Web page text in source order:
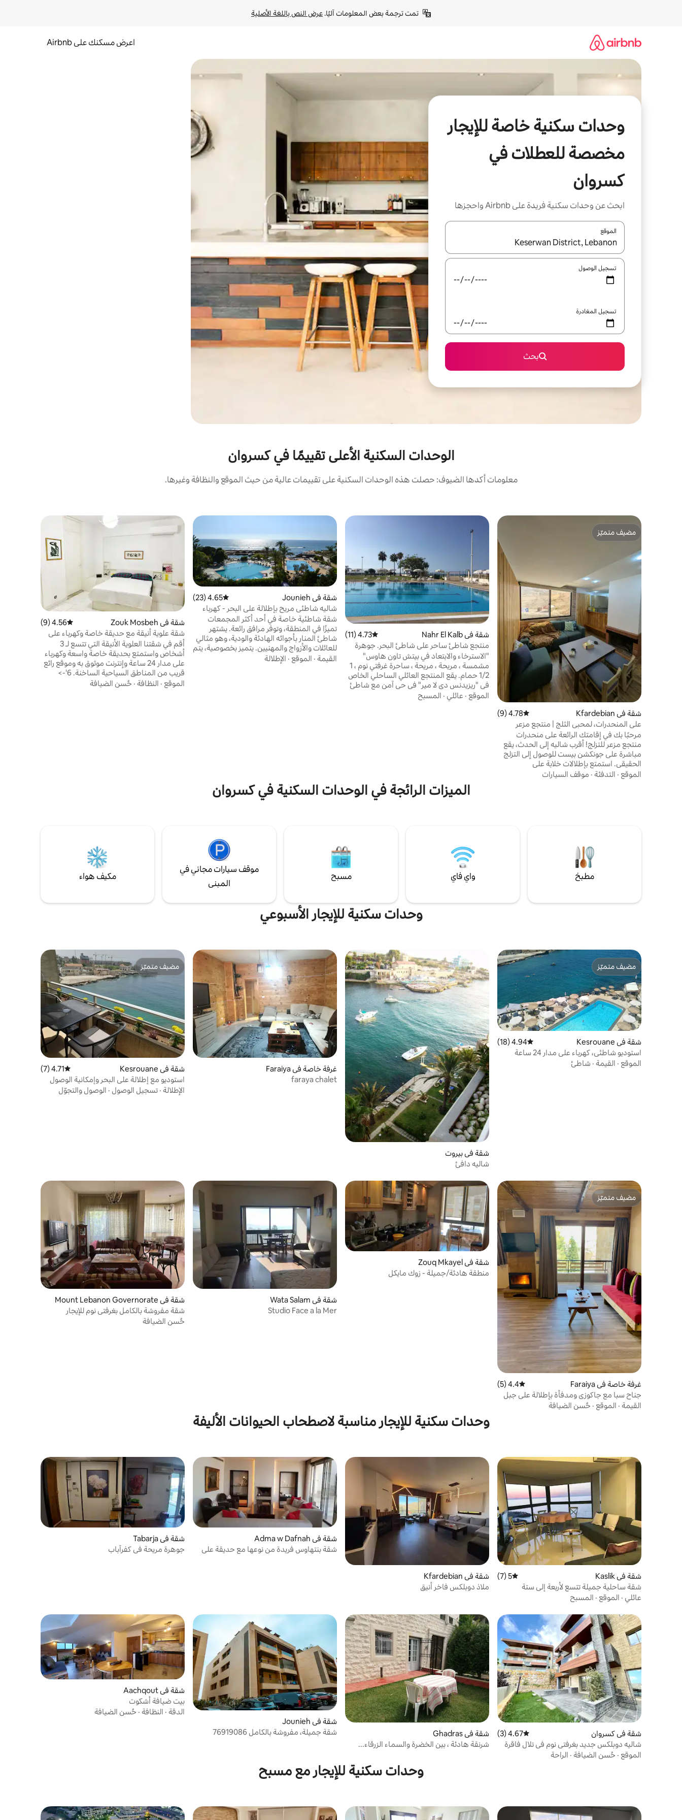
تمت ترجمة بعض المعلومات آليًا. عرض النص باللغة الأصلية
اعرض مسكنك على Airbnb
وحدات سكنية خاصة للإيجار
مخصصة للعطلات في
كسروان
ابحث عن وحدات سكنية فريدة على Airbnb واحجزها
الموقع
عند توفر النتائج، انتقل باستخدام السهمين لأعلى ولأسفل أو استكشف عن طريق اللمس أو السحب.
تسجيل الوصول
تسجيل المغادرة
بحث
الوحدات السكنية الأعلى تقييمًا في كسروان
معلومات أكدها الضيوف: حصلت هذه الوحدات السكنية على تقييمات عالية من حيث الموقع والنظافة وغيرها.
مضيف متميّز
مضيف متميّز
شقة في Kfardebian متوسط التقييم 4.78 من 5، 9 مراجعات
4.78 (9)
على المنحدرات، لمحبي الثلج | منتجع مزعر
للتزلج
مرحبًا بك في إقامتك الرائعة على منحدرات
منتجع مزعر للتزلج! أقرب شاليه إلى الحدث، يقع
مباشرة على جونكشن بيست للوصول إلى التزلج
الحقيقي. استمتع بإطلالات خلابة على
المنحدرات، وأجواء جبلية هادئة، وتدفئة ومياه
بتسجيل المغادرة المتأخر!
الموقع · التدفئة · موقف السيارات
شقة في Nahr El Kalb متوسط التقييم 4.73 من 5، 11 مراجعات
4.73 (11)
منتجع شاطئ ساحر على شاطئ البحر. جوهرة
مخفية.
"الاسترخاء والابتعاد في بيتش تاون هاوس"
مشمسة ، مريحة ، مريحة ، ساحرة غرفتي نوم ، 1
1/2 حمام. يقع المنتجع العائلي الساحلي الخاص
في "ريزيدنس دي لا مير" في حي آمن مع شاطئ
وحمام سباحة. إطلالات على التلال. غروب شمس
الموقع · عائلي · المسبح
شقة في Jounieh متوسط التقييم 4.65 من 5، 23 مراجعات
4.65 (23)
شاليه شاطئي مريح بإطلالة على البحر - كهرباء
على مدار 24 ساعة*
شقة شاطئية خاصة في أحد أكثر المجمعات
تميزًا في المنطقة، وتوفر مرافق رائعة. يشتهر
شاطئ المنار بأجوائه الهادئة والودية، وهو مثالي
للعائلات والأزواج والمهنيين. يتميز بخصوصية، يتم
الاعتناء بها جيدًا: • منطقة حديقة واسعة • حمام
القيمة · الموقع · الإطلالة
شقة في Zouk Mosbeh متوسط التقييم 4.56 من 5، 9 مراجعات
4.56 (9)
شقة علوية أنيقة مع حديقة خاصة وكهرباء على
مدار 24 ساعة
أقم في شقتنا العلوية الأنيقة التي تتسع لـ 3
أشخاص واستمتع بحديقة خاصة واسعة وكهرباء
على مدار 24 ساعة وإنترنت موثوق به وموقع رائع
قريب من المناطق السياحية الساخنة. 6'->
الموقع · النظافة · حُسن الضيافة
الميزات الرائجة في الوحدات السكنية في كسروان
مطبخ واي فاي مسبح
موقف سيارات مجاني في
المبنى
مكيف هواء
وحدات سكنية للإيجار الأسبوعي
مضيف متميّز
مضيف متميّز
شقة في Kesrouane متوسط التقييم 4.94 من 5، 18 مراجعات
4.94 (18)
استوديو شاطئي، كهرباء على مدار 24 ساعة
وطوال أيام الأسبوع، إطلالة رائعة على البحر
الموقع · القيمة · شاطئ
شقة في بيروت
شاليه دافئ
غرفة خاصة في Faraiya
faraya chalet
مضيف متميّز
مضيف متميّز
شقة في Kesrouane متوسط التقييم 4.71 من 5، 7 مراجعات
4.71 (7)
استوديو مع إطلالة على البحر وإمكانية الوصول
إلى الشاطئ، مع كهرباء على مدار الساعة طوال
الإطلالة · تسجيل الوصول · الوصول والتجوّل
مضيف متميّز
مضيف متميّز
غرفة خاصة في Faraiya متوسط التقييم 4.4 من 5، 5 مراجعات
4.4 (5)
جناح سبا مع جاكوزي ومدفأة بإطلالة على جبل
فاريا
القيمة · الموقع · حُسن الضيافة
شقة في Zouq Mkayel
منطقة هادئة/جميلة - زوك مايكل
شقة في Wata Salam
Studio Face a la Mer
شقة في Mount Lebanon Governorate
شقة مفروشة بالكامل بغرفتي نوم للإيجار
حُسن الضيافة
وحدات سكنية للإيجار مناسبة لاصطحاب الحيوانات الأليفة
شقة في Kaslik متوسط التقييم 5 من 5، 7 مراجعات
5 (7)
شقة ساحلية جميلة تتسع لأربعة إلى ستة
أشخاص.
عائلي · الموقع · المسبح
شقة في Kfardebian
ملاذ دوبلكس فاخر أنيق
شقة في Adma w Dafnah
شقة بنتهاوس فريدة من نوعها مع حديقة على
شقة في Tabarja
جوهرة مريحة في كفرآباب
شقة في كسروان متوسط التقييم 4.67 من 5، 3 مراجعات
4.67 (3)
شاليه دوبلكس جديد بغرفتي نوم في تلال فاقرة
الموقع · حُسن الضيافة · الراحة
شقة في Ghadras
شرنقة هادئة ، بين الخضرة والسماء الزرقاء...
شقة في Jounieh
شقة جميلة، مفروشة بالكامل 76919086
شقة في Aachqout
بيت ضيافة أشكوت
الدقة · النظافة · حُسن الضيافة
وحدات سكنية للإيجار مع مسبح